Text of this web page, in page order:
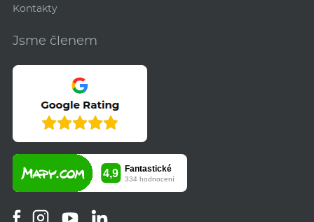
Kontakty
Jsme členem